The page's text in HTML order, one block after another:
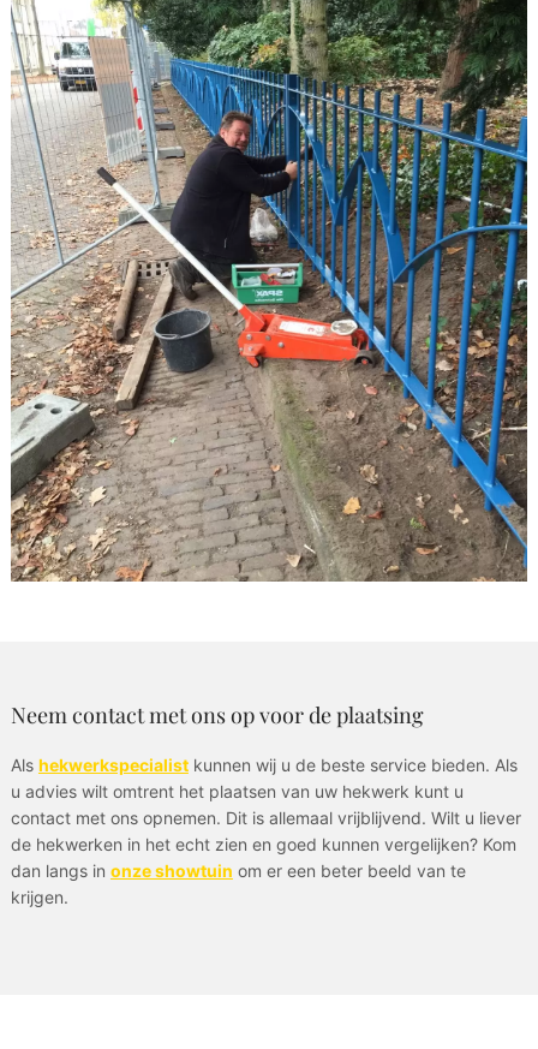
Neem contact met ons op voor de plaatsing
Als hekwerkspecialistkunnen wij u de beste service bieden. Als
u advies wilt omtrent het plaatsen van uw hekwerk kunt u
contact met ons opnemen. Dit is allemaal vrijblijvend. Wilt u liever
de hekwerken in het echt zien en goed kunnen vergelijken? Kom
dan langs in onze showtuin om er een beter beeld van te
krijgen.